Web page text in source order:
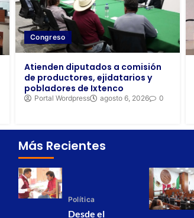
Congreso
Atienden diputados a comisión
de productores, ejidatarios y
pobladores de Ixtenco
Portal Wordpress agosto 6, 2026 0
Más Recientes
Política
Desde el